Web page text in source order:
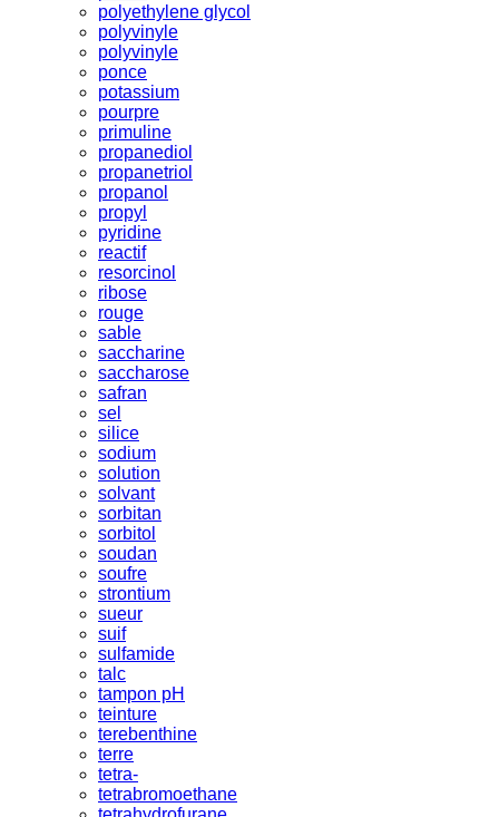
polyethylene glycol
polyvinyle
polyvinyle
ponce
potassium
pourpre
primuline
propanediol
propanetriol
propanol
propyl
pyridine
reactif
resorcinol
ribose
rouge
sable
saccharine
saccharose
safran
sel
silice
sodium
solution
solvant
sorbitan
sorbitol
soudan
soufre
strontium
sueur
suif
sulfamide
talc
tampon pH
teinture
terebenthine
terre
tetra-
tetrabromoethane